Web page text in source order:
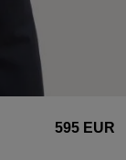
595 EUR